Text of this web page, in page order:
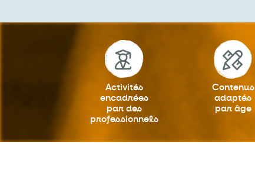
Activités
encadrées
par des
professionnels
Contenus
adaptés
par âge